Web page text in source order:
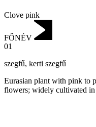
Clove pink
FŐNÉV
01
szegfű, kerti szegfű
Eurasian plant with pink to
flowers; widely cultivated